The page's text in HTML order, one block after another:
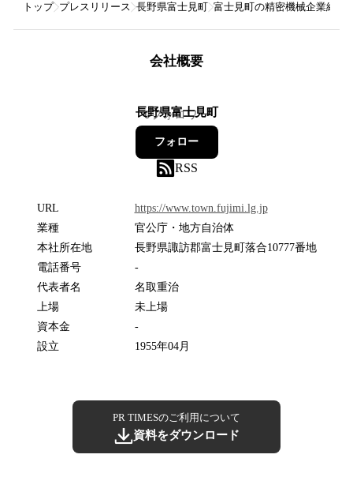
トップ プレスリリース 長野県富士見町 富士見町の精密機械企業紹介
会社概要
長野県富士見町
0フォロワー
フォロー
RSS
URL
https://www.town.fujimi.lg.jp
業種
官公庁・地方自治体
本社所在地
長野県諏訪郡富士見町落合10777番地
電話番号
-
代表者名
名取重治
上場
未上場
資本金
-
設立
1955年04月
PR TIMESのご利用について
資料をダウンロード